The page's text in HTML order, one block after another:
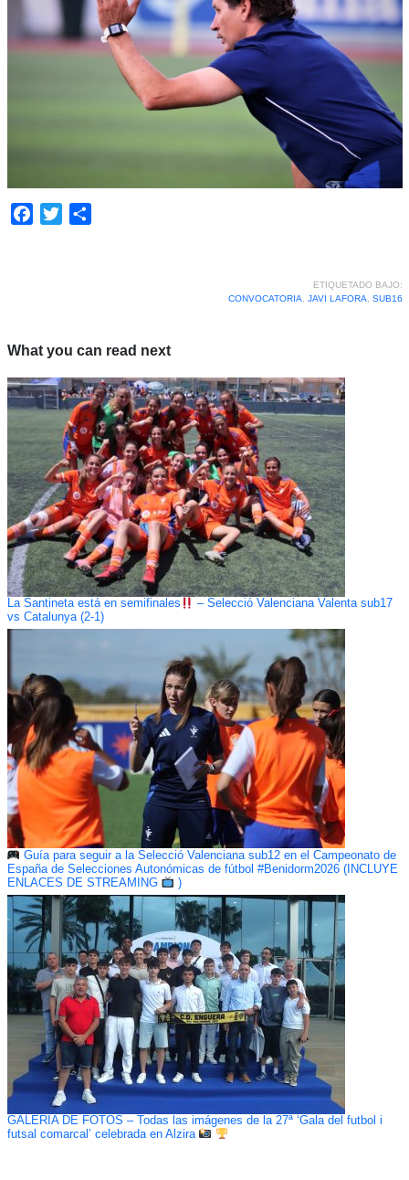
Facebook
Twitter
ETIQUETADO BAJO:
CONVOCATORIA
JAVI LAFORA SUB16
What you can read next
La Santineta está en semifinales
– Selecció Valenciana Valenta sub17
vs Catalunya (2-1)
Guía para seguir a la Selecció Valenciana sub12 en el Campeonato de
España de Selecciones Autonómicas de fútbol #Benidorm2026 (INCLUYE
ENLACES DE STREAMING
)
GALERÍA DE FOTOS – Todas las imágenes de la 27ª ‘Gala del futbol i
futsal comarcal’ celebrada en Alzira